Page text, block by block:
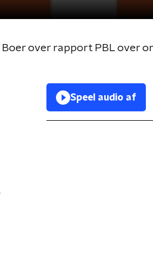
Boer over rapport PBL over
Speel audio af